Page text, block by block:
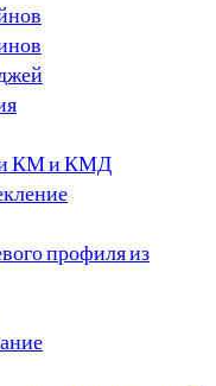
КМ и КМД
профиля из